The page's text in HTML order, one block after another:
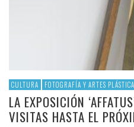
CULTURA FOTOGRAFÍA Y ARTES
LA EXPOSICIÓN
VISITAS HASTA EL